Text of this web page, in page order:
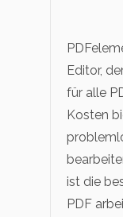
Editor,
für alle
Kosten
ist die
PDF